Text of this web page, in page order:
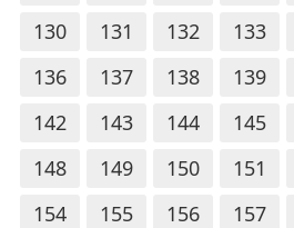
130
131 132 133
136
137 138 139
142
143 144 145
148
149 150 151
154
155 156 157